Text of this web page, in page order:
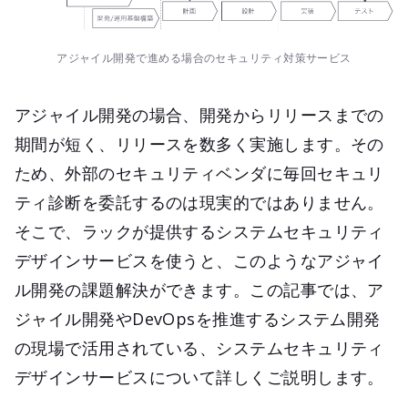
アジャイル開発で進める場合のセキュリティ対策サービス
アジャイル開発の場合、開発からリリースまでの
期間が短く、リリースを数多く実施します。その
ため、外部のセキュリティベンダに毎回セキュリ
ティ診断を委託するのは現実的ではありません。
そこで、ラックが提供するシステムセキュリティ
デザインサービスを使うと、このようなアジャイ
ル開発の課題解決ができます。この記事では、ア
ジャイル開発やDevOpsを推進するシステム開発
の現場で活用されている、システムセキュリティ
デザインサービスについて詳しくご説明します。